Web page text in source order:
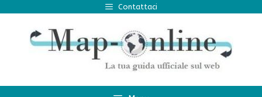
contenuto
Contattaci